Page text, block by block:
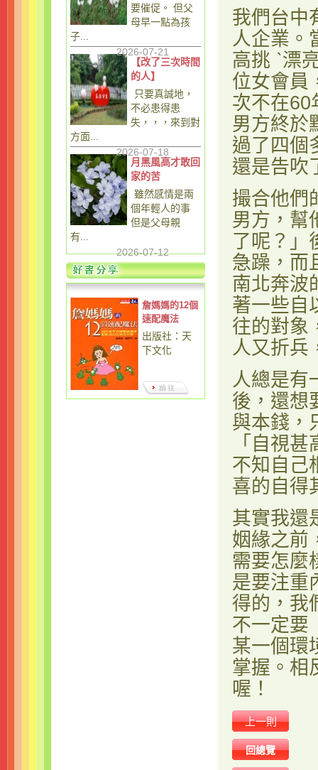
要催促。 但父
母早一點為孩
子...
2026-07-21
【改了三次時間
的人】
只要真誠地，
不必患得患
失，，，來到對
方面...
2026-07-18
月黑風高才敢回
家的苦
雖然感情是兩
個年輕人的事
但是父母親
有...
2026-07-12
詹媽媽的12個
速配魔法
出版社：天
下文化
我們台中
人企業。
高挑 ˋ漂
位女會員
次不在60
男方終於
過了四個
還是告吹
撮合他們
男方，幫
了呢？」
急躁，而
南北奔波
著一些自
往的對象
人又折兵
人總是有
後，還想
與本錢，
「自視
不知自己
喜的自得
其實我還
姻緣之前
需要怎麼
是要注重
得的，我
不一定要
某一個環
掌握。相
喔！
上一則
回總覽